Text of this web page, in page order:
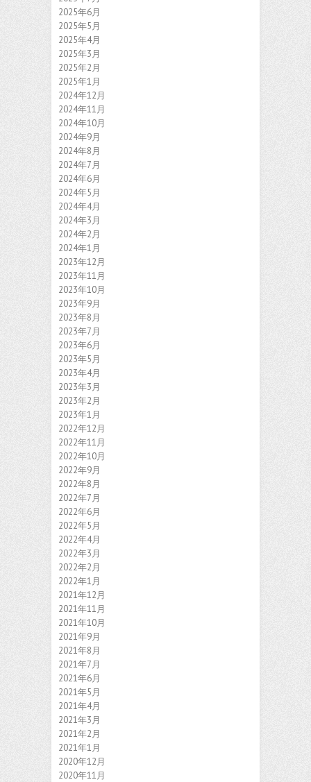
2025年6月
2025年5月
2025年4月
2025年3月
2025年2月
2025年1月
2024年12月
2024年11月
2024年10月
2024年9月
2024年8月
2024年7月
2024年6月
2024年5月
2024年4月
2024年3月
2024年2月
2024年1月
2023年12月
2023年11月
2023年10月
2023年9月
2023年8月
2023年7月
2023年6月
2023年5月
2023年4月
2023年3月
2023年2月
2023年1月
2022年12月
2022年11月
2022年10月
2022年9月
2022年8月
2022年7月
2022年6月
2022年5月
2022年4月
2022年3月
2022年2月
2022年1月
2021年12月
2021年11月
2021年10月
2021年9月
2021年8月
2021年7月
2021年6月
2021年5月
2021年4月
2021年3月
2021年2月
2021年1月
2020年12月
2020年11月